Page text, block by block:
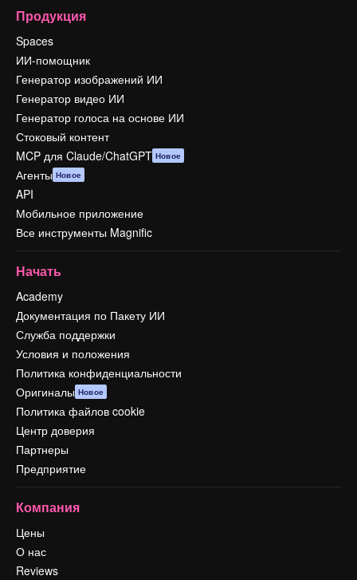
Продукция
Spaces
ИИ-помощник
Генератор изображений ИИ
Генератор видео ИИ
Генератор голоса на основе ИИ
Стоковый контент
MCP для Claude/ChatGPT Новое
Агенты Новое
API
Мобильное приложение
Все инструменты Magnific
Начать
Academy
Документация по Пакету ИИ
Служба поддержки
Условия и положения
Политика конфиденциальности
Оригиналы Новое
Политика файлов cookie
Центр доверия
Партнеры
Предприятие
Компания
Цены
О нас
Reviews